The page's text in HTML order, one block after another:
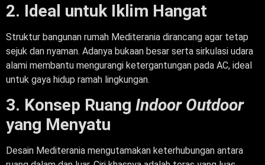
2. Ideal untuk Iklim Hangat
Struktur bangunan rumah Mediterania dirancang agar tetap
sejuk dan nyaman. Adanya bukaan besar serta sirkulasi udara
alami membantu mengurangi ketergantungan pada AC, ideal
untuk gaya hidup ramah lingkungan.
3. Konsep Ruang Indoor Outdoor
yang Menyatu
Desain Mediterania mengutamakan keterhubungan antara